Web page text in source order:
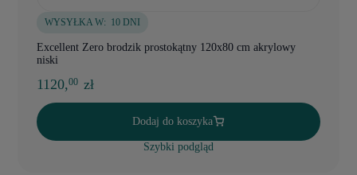
WYSYŁKA W: 10 DNI
Excellent Zero brodzik prostokątny 120x80 cm akrylowy
niski
1120,00 zł
Dodaj do koszyka
Szybki podgląd